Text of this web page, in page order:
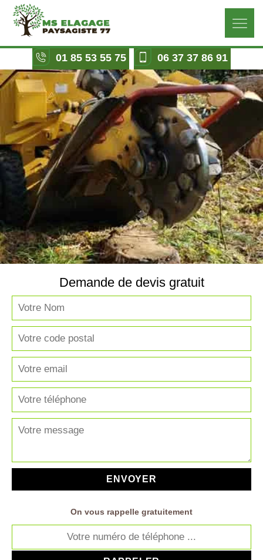
01 85 53 55 75 06 37 37 86 91
Demande de devis gratuit
On vous rappelle gratuitement